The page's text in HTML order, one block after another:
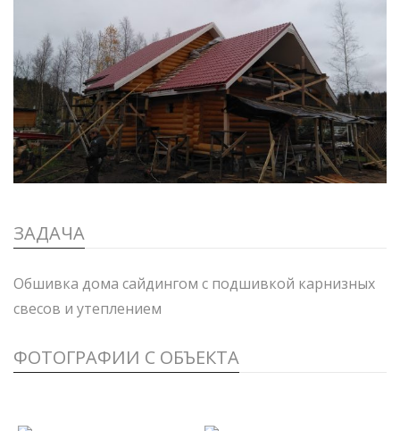
ЗАДАЧА
Обшивка дома сайдингом с подшивкой карнизных
свесов и утеплением
ФОТОГРАФИИ С ОБЪЕКТА